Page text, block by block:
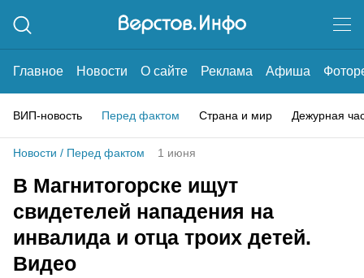
Главное Новости О сайте Реклама Афиша
ВИП-новость Перед фактом Страна и мир Дежурная
Новости / Перед фактом 1 июня
В Магнитогорске ищут
свидетелей нападения на
инвалида и отца троих детей.
Видео